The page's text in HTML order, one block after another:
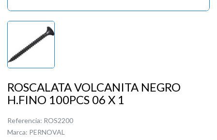
ROSCALATA VOLCANITA NEGRO
H.FINO 100PCS 06 X 1
Referencia: ROS2200
Marca: PERNOVAL